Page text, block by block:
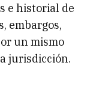
e historial de
embargos,
un mismo
jurisdicción.